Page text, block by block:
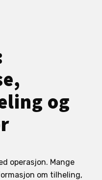
og
operasjon. Mange
om tilheling,